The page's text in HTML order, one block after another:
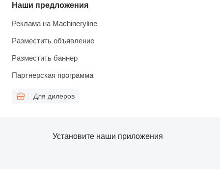
Наши предложения
Реклама на Machineryline
Разместить объявление
Разместить баннер
Партнерская программа
Для дилеров
Установите наши приложения